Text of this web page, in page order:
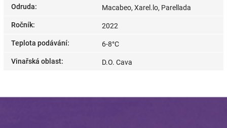
Odruda: Macabeo, Xarel.lo, Parellada
Ročník: 2022
Teplota podávání: 6-8°C
Vinařská oblast: D.O. Cava